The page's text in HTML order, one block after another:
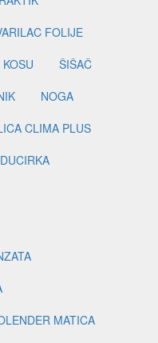
FOLIJE
ŠIŠAČ
NOGA
CLIMA PLUS
MATICA